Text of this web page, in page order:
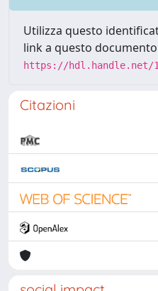
Utilizza questo
link a questo
https://hdl.handle.net/
Citazioni